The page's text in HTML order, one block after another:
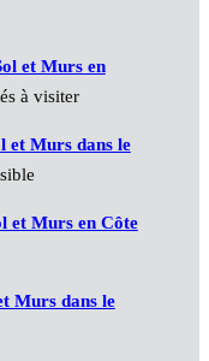
et Murs en
à visiter
et Murs dans le
et Murs en Côte
Murs dans le